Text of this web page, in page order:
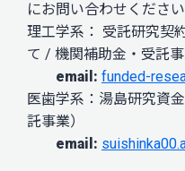
にお問い合わせください
理工学系： 受託研究契
て / 機関補助金・受託事
email: funded-
医歯学系：湯島研究資
託事業）
email: